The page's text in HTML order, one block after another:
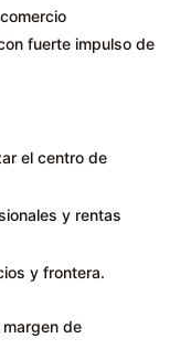
fuerte impulso de
el centro de
y rentas
y frontera.
de